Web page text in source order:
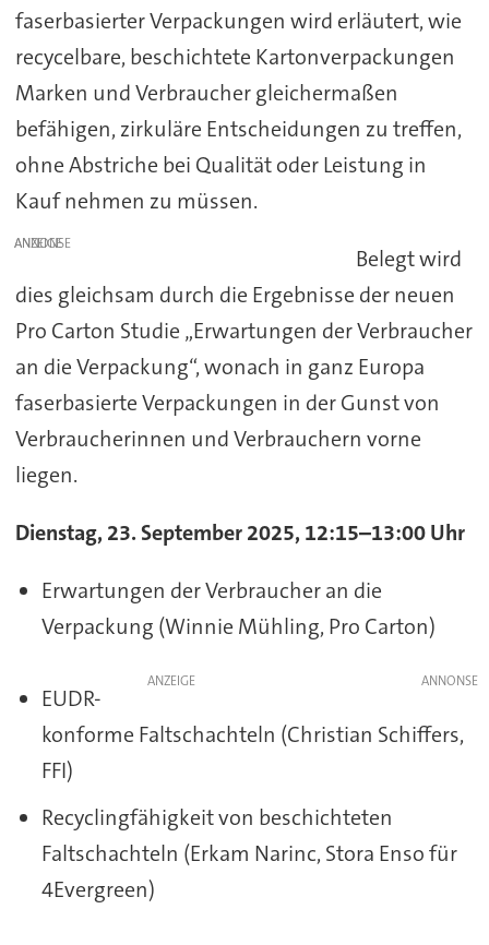
faserbasierter Verpackungen wird erläutert, wie
recycelbare, beschichtete Kartonverpackungen
Marken und Verbraucher gleichermaßen
befähigen, zirkuläre Entscheidungen zu treffen,
ohne Abstriche bei Qualität oder Leistung in
Kauf nehmen zu müssen.
ANZEIGE
Belegt wird
dies gleichsam durch die Ergebnisse der neuen
Pro Carton Studie „Erwartungen der Verbraucher
an die Verpackung“, wonach in ganz Europa
faserbasierte Verpackungen in der Gunst von
Verbraucherinnen und Verbrauchern vorne
liegen.
Dienstag, 23. September 2025, 12:15–13:00 Uhr
Erwartungen der Verbraucher an die
Verpackung (Winnie Mühling, Pro Carton)
ANZEIGE
EUDR-
konforme Faltschachteln (Christian Schiffers,
FFI)
Recyclingfähigkeit von beschichteten
Faltschachteln (Erkam Narinc, Stora Enso für
4Evergreen)